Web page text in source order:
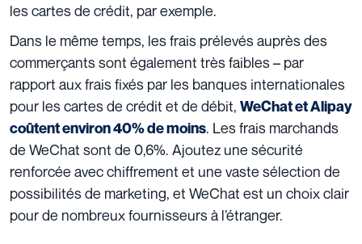
les cartes de crédit, par exemple.
Dans le même temps, les frais prélevés auprès des
commerçants sont également très faibles – par
rapport aux frais fixés par les banques internationales
pour les cartes de crédit et de débit, WeChat et Alipay
coûtent environ 40% de moins. Les frais marchands
de WeChat sont de 0,6%. Ajoutez une sécurité
renforcée avec chiffrement et une vaste sélection de
possibilités de marketing, et WeChat est un choix clair
pour de nombreux fournisseurs à l’étranger.